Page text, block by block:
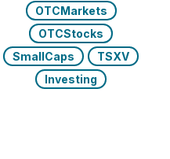
OTCMarkets
OTCStocks
SmallCaps
TSXV
Investing